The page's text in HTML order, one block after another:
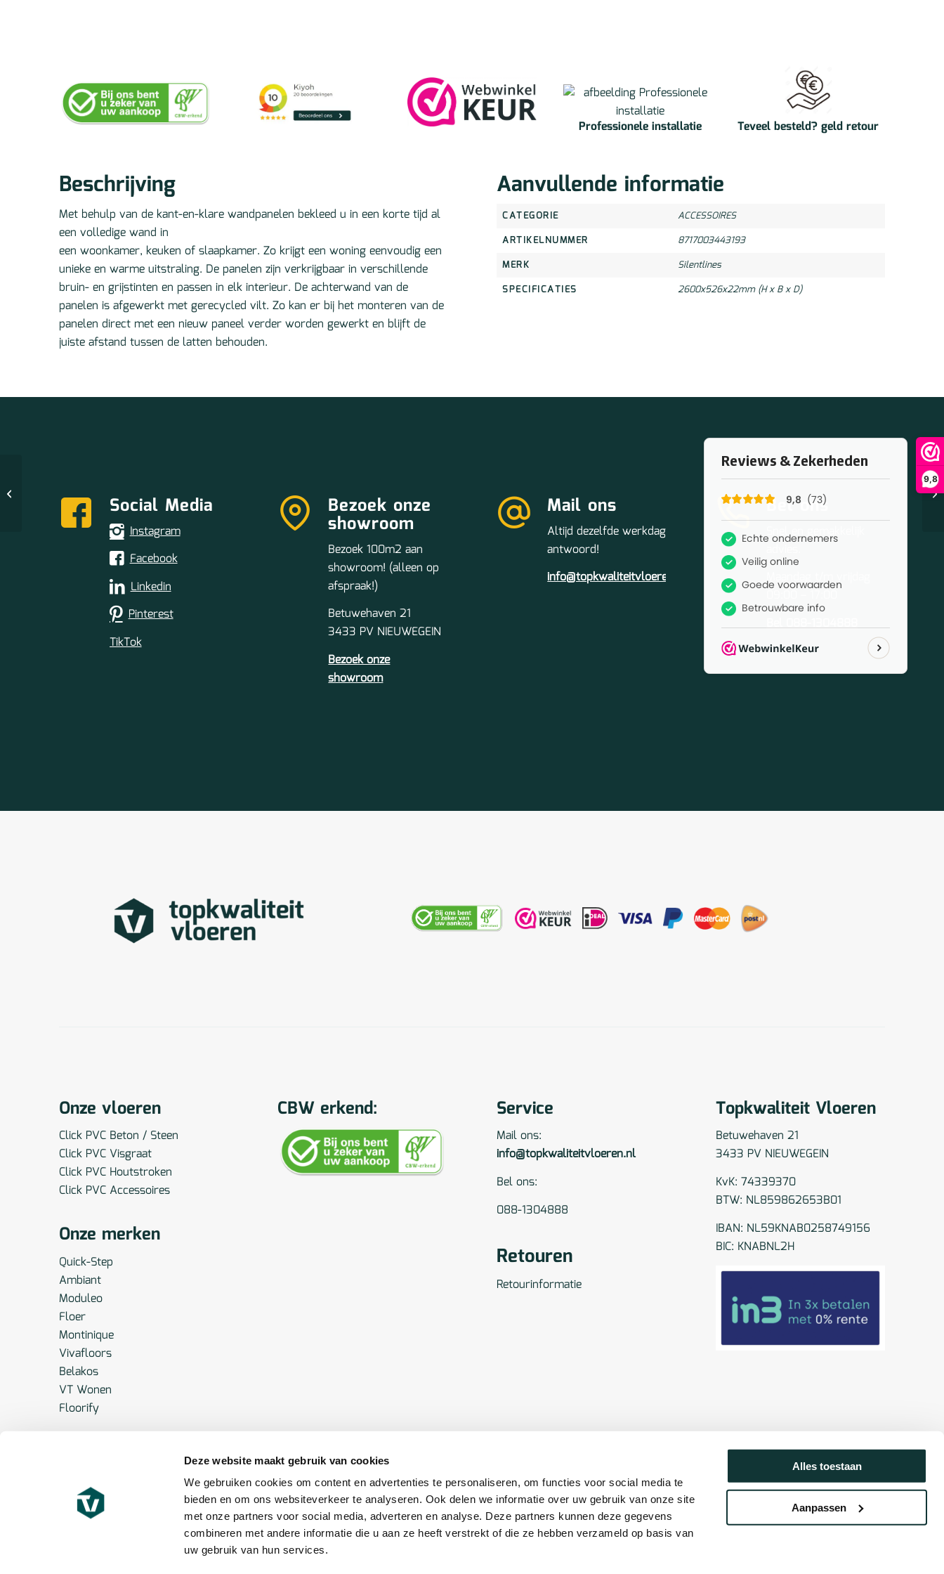
Deze website maakt gebruik van cookies
We gebruiken cookies om content en advertenties te personaliseren, om functies voor social media te
bieden en om ons websiteverkeer te analyseren. Ook delen we informatie over uw gebruik van onze site
met onze partners voor social media, adverteren en analyse. Deze partners kunnen deze gegevens
combineren met andere informatie die u aan ze heeft verstrekt of die ze hebben verzameld op basis van
uw gebruik van hun services.
Alles toestaan
Aanpassen
9,8
Professionele installatie Teveel besteld? geld retour
Beschrijving
Met behulp van de kant-en-klare wandpanelen bekleed u in een korte tijd al
een volledige wand in
een woonkamer, keuken of slaapkamer. Zo krijgt een woning eenvoudig een
unieke en warme uitstraling. De panelen zijn verkrijgbaar in verschillende
bruin- en grijstinten en passen in elk interieur. De achterwand van de
panelen is afgewerkt met gerecycled vilt. Zo kan er bij het monteren van de
panelen direct met een nieuw paneel verder worden gewerkt en blijft de
juiste afstand tussen de latten behouden.
Aanvullende informatie
CATEGORIE
ACCESSOIRES
ARTIKELNUMMER
8717003443193
MERK
Silentlines
SPECIFICATIES
2600x526x22mm (H x B x D)
Social Media
Instagram
Facebook
Linkedin
Pinterest
TikTok
Bezoek onze
showroom
Bezoek 100m2 aan
showroom! (alleen op
afspraak!)
Betuwehaven 21
3433 PV NIEUWEGEIN
Bezoek onze
showroom
Mail ons
Altijd dezelfde werkdag
antwoord!
info@topkwaliteitvloeren.nl
Bel ons
Snel en gemakkelijk
Maandag t/m vrijdag
Bel 088-1304888
Onze vloeren
Click PVC Beton / Steen
Click PVC Visgraat
Click PVC Houtstroken
Click PVC Accessoires
Onze merken
Quick-Step
Ambiant
Moduleo
Floer
Montinique
Vivafloors
Belakos
VT Wonen
Floorify
CBW erkend: Service
Mail ons:
info@topkwaliteitvloeren.nl
Bel ons:
088-1304888
Retouren
Retourinformatie
Topkwaliteit Vloeren
Betuwehaven 21
3433 PV NIEUWEGEIN
KvK: 74339370
BTW: NL859862653B01
IBAN: NL59KNAB0258749156
BIC: KNABNL2H
– kleur Koper